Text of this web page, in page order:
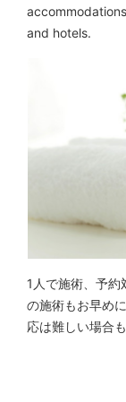
and hotels.
1人で施術、予
の施術もお早め
応は難しい場合